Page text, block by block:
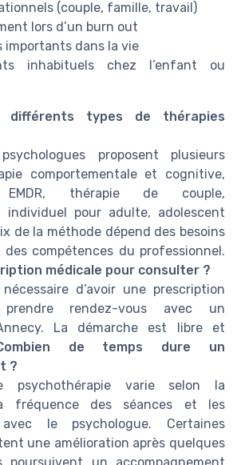
(couple, famille, travail)
lors d’un burn out
importants dans la vie
inhabituels chez l’enfant ou
différents types de thérapies
proposent plusieurs
comportementale et cognitive,
EMDR, thérapie de couple,
individuel pour adulte, adolescent
de la méthode dépend des besoins
compétences du professionnel.
médicale pour consulter ?
d’avoir une prescription
rendez-vous avec un
La démarche est libre et
de temps dure un
?
psychothérapie varie selon la
fréquence des séances et les
le psychologue. Certaines
une amélioration après quelques